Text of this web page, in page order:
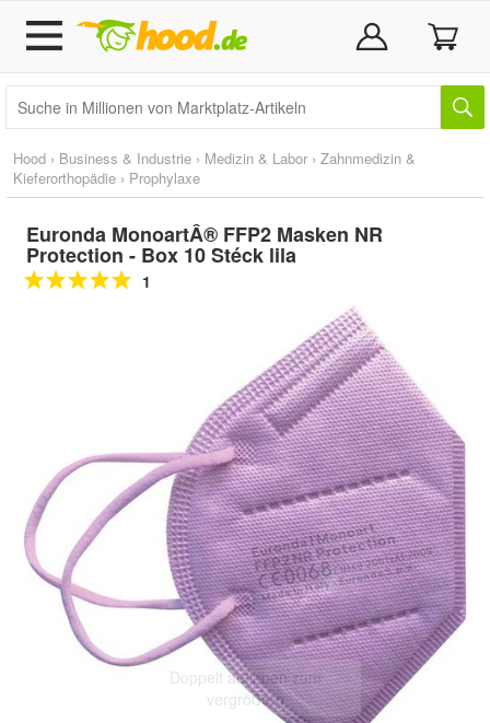
Hood › Business & Industrie › Medizin & Labor › Zahnmedizin &
Kieferorthopädie › Prophylaxe
Euronda MonoartÂ® FFP2 Masken NR
Protection - Box 10 Stéck lila
1
Doppelt antippen zum
vergrößern